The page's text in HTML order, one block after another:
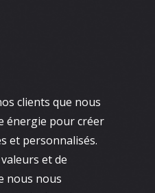
clients que nous
énergie pour créer
et personnalisés.
et de
nous nous